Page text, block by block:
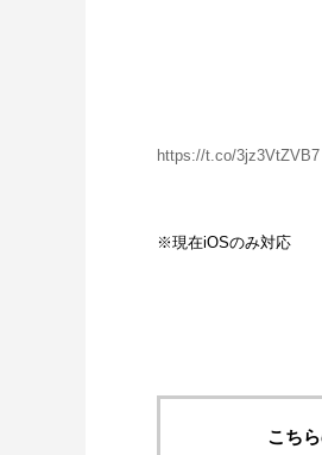
https://t.co/3jz3VtZVB7
※現在iOSのみ対応
こち